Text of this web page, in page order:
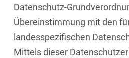
Datenschutz-
Übereinstimmung mit den
landesspezifischen
Mittels dieser